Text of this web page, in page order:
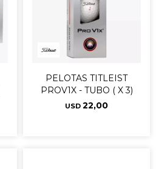
PELOTAS TITLEIST
PROV1X - TUBO ( X 3)
USD 22,00